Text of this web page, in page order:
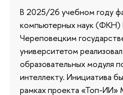
В 2025/26 учебном году
компьютерных наук
Череповецким
университетом
образовательных модуля
интеллекту. Инициатива
рамках проекта «Топ-